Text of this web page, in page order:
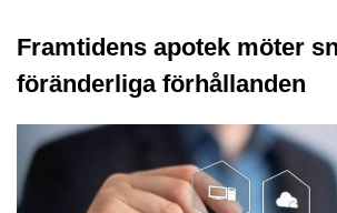
Framtidens apotek möter
föränderliga förhållanden